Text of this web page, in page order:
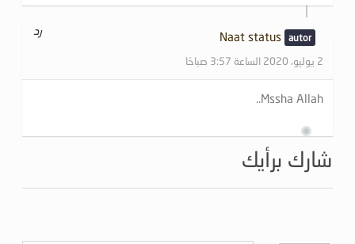
Naat status
2 يوليو، 2020 الساعة 3:57 صباحًا
رد
Mssha Allah..
شارك برأيك